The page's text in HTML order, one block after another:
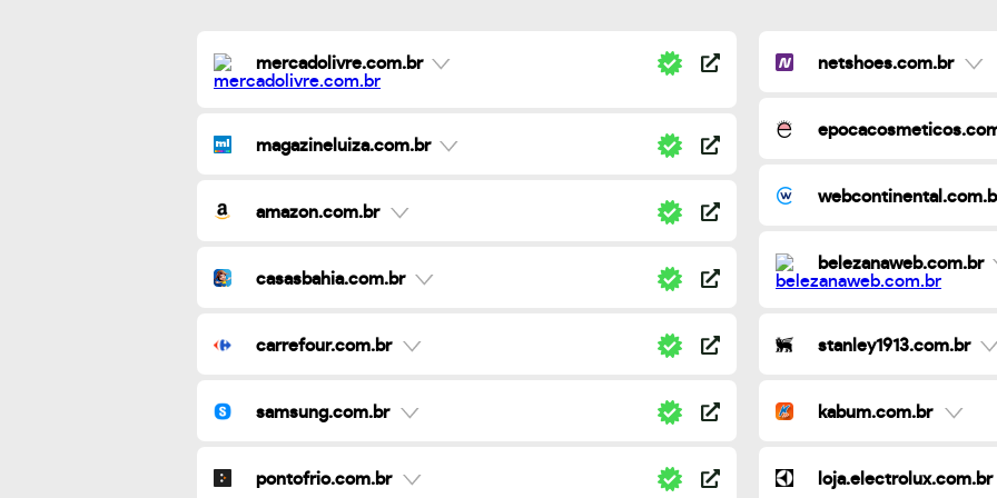
mercadolivre.com.br
magazineluiza.com.br
amazon.com.br
casasbahia.com.br
carrefour.com.br
samsung.com.br
pontofrio.com.br
netshoes.com.br
belezanaweb.com.br
stanley1913.com.br
kabum.com.br
loja.electrolux.com.br